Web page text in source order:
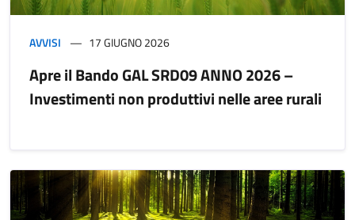
AVVISI 17 GIUGNO 2026
Apre il Bando GAL SRD09 ANNO 2026 –
Investimenti non produttivi nelle aree rurali